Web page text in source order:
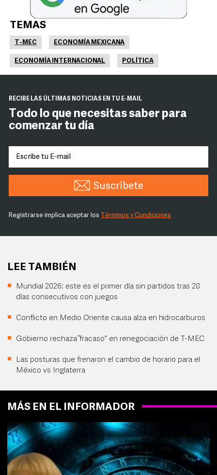
TEMAS
T-MEC ECONOMÍA MEXICANA
ECONOMÍA INTERNACIONAL POLÍTICA
RECIBE LAS ÚLTIMAS NOTICIAS EN TU E-MAIL
Todo lo que necesitas saber para
comenzar tu día
Suscríbete
Registrarse implica aceptar los Términos y Condiciones
LEE TAMBIÉN
Mundial 2026: este es el primer día sin partidos tras 28
días consecutivos con juegos
Conflicto en Medio Oriente causa alza en hidrocarburos
Gobierno rechaza “fracaso” en renegociación de T-MEC
Las posturas que frenaron el cambio de horario para el
México vs Inglaterra
MÁS EN EL INFORMADOR